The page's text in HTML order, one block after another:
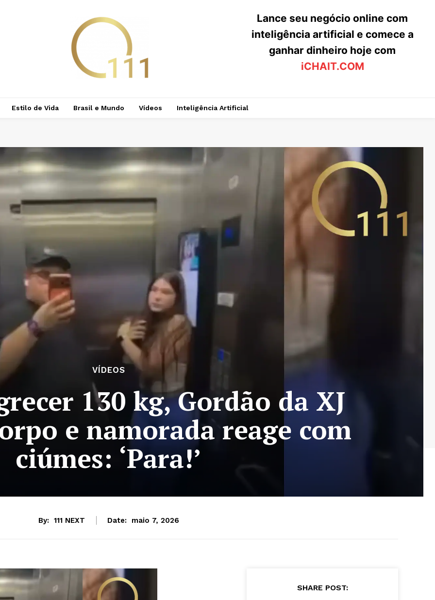
Lance seu negócio online com
inteligência artificial e comece a
ganhar dinheiro hoje com
iCHAIT.COM
Estilo de Vida Brasil e Mundo Vídeos Inteligência Artificial
VÍDEOS
130 kg, Gordão da XJ
e namorada reage com
ciúmes: ‘Para!’
By: 111 NEXT Date: maio 7, 2026
SHARE POST: